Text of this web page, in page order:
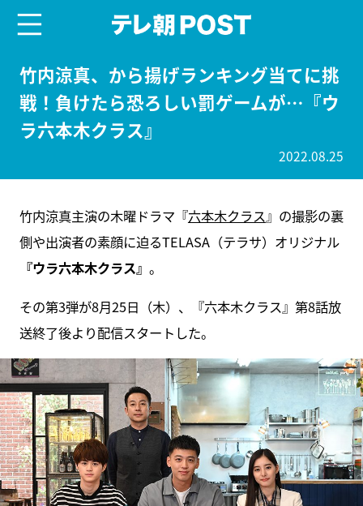
竹内涼真、から揚げランキング当てに挑
戦！負けたら恐ろしい罰ゲームが…『ウ
ラ六本木クラス』
2022.08.25
竹内涼真主演の木曜ドラマ『六本木クラス 』の撮影の裏
側や出演者の素顔に迫るTELASA（テラサ）オリジナル
『ウラ六本木クラス』 。
その第3弾が8月25日（木）、『六本木クラス』第8話放
送終了後より配信スタートした。